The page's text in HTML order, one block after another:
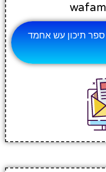
תיכון עש אחמד